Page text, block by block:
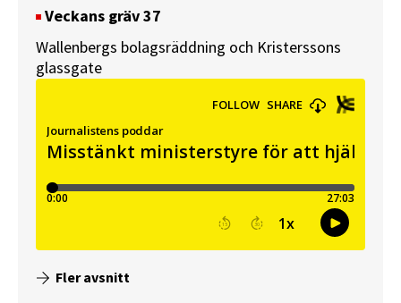
Veckans gräv 37
Wallenbergs bolagsräddning och Kristerssons
glassgate
Fler avsnitt